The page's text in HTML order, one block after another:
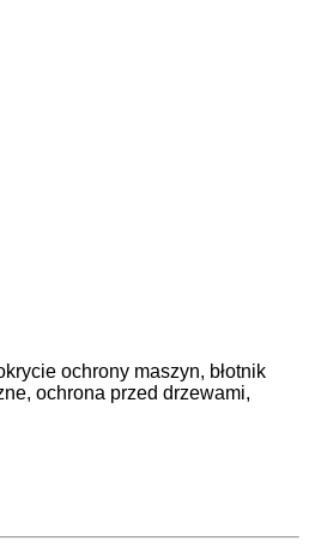
ochrony maszyn, błotnik
ochrona przed drzewami,